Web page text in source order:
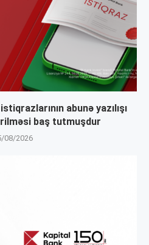
abunə yazılışı
baş tutmuşdur
08/2026